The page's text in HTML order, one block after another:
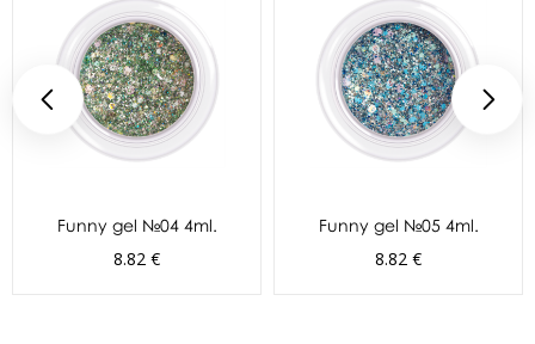
Funny gel №04 4ml.
8.82 €
Funny gel №05 4ml.
8.82 €